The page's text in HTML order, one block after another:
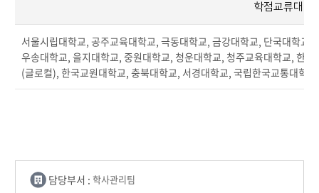
학점교류대학
서울시립대학교, 공주교육대학교, 극동대학교, 금강대학교, 단국대학교
우송대학교, 을지대학교, 중원대학교, 청운대학교, 청주교육대학교, 한
(글로컬), 한국교원대학교, 충북대학교, 서경대학교, 국립한국교통대학
담당부서 : 학사관리팀